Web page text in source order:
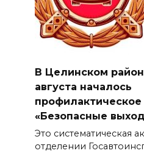
В Целинском
августа началось
«Безопасные
Это систематическая
отделении